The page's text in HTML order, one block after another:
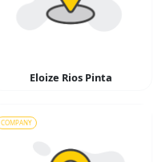
Eloize Rios Pinta
COMPANY